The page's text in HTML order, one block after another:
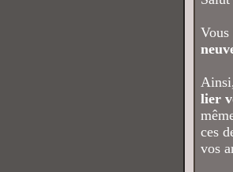
Vous
lier
ces
vos